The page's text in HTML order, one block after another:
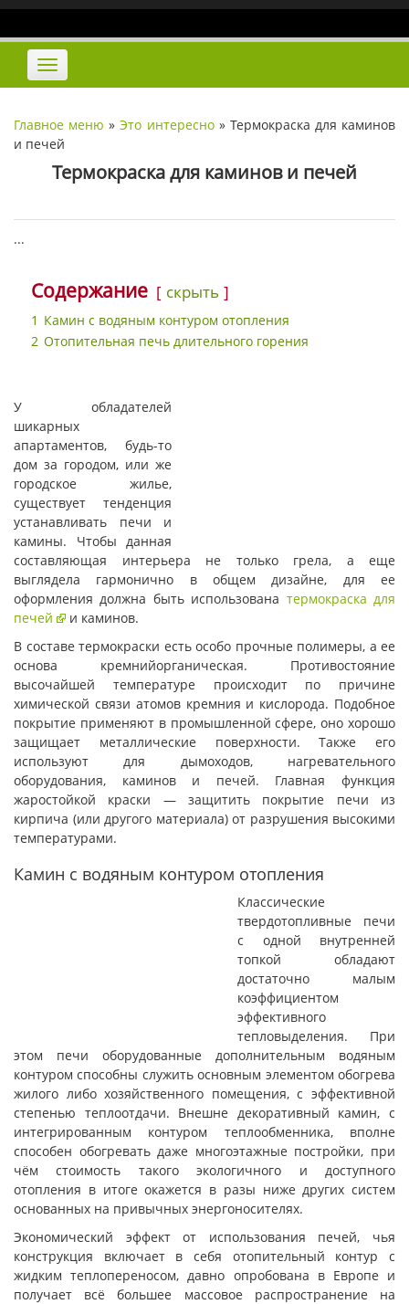
Наверх
Переключить
навигацию
Главное меню »Это интересно» Термокраска для каминов
и печей
Термокраска для каминов и печей
...
Содержание скрыть
1 Камин с водяным контуром отопления
2 Отопительная печь длительного горения
У обладателей
шикарных
апартаментов, будь-то
дом за городом, или же
городское жилье,
существует тенденция
устанавливать печи и
камины. Чтобы данная
составляющая интерьера не только грела, а еще
выглядела гармонично в общем дизайне, для ее
оформления должна быть использована термокраска для
печей
и каминов.
В составе термокраски есть особо прочные полимеры, а ее
основа кремнийорганическая. Противостояние
высочайшей температуре происходит по причине
химической связи атомов кремния и кислорода. Подобное
покрытие применяют в промышленной сфере, оно хорошо
защищает металлические поверхности. Также его
используют для дымоходов, нагревательного
оборудования, каминов и печей. Главная функция
жаростойкой краски — защитить покрытие печи из
кирпича (или другого материала) от разрушения высокими
температурами.
Камин с водяным контуром отопления
Классические
твердотопливные печи
с одной внутренней
топкой обладают
достаточно малым
коэффициентом
эффективного
тепловыделения. При
этом печи оборудованные дополнительным водяным
контуром способны служить основным элементом обогрева
жилого либо хозяйственного помещения, с эффективной
степенью теплоотдачи. Внешне декоративный камин, с
интегрированным контуром теплообменника, вполне
способен обогревать даже многоэтажные постройки, при
чём стоимость такого экологичного и доступного
отопления в итоге окажется в разы ниже других систем
основанных на привычных энергоносителях.
Экономический эффект от использования печей, чья
конструкция включает в себя отопительный контур с
жидким теплопереносом, давно опробована в Европе и
получает всё большее массовое распространение на